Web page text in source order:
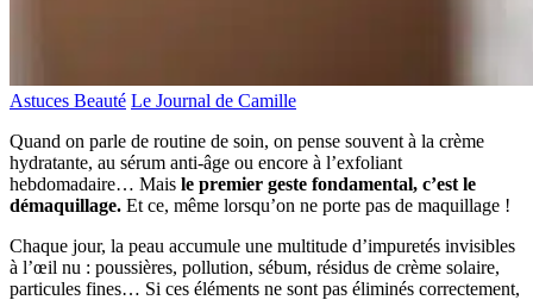
Astuces Beauté Le Journal de Camille
Quand on parle de routine de soin, on pense souvent à la crème
hydratante, au sérum anti-âge ou encore à l’exfoliant
hebdomadaire… Mais le premier geste fondamental, c’est le
démaquillage. Et ce, même lorsqu’on ne porte pas de maquillage !
Chaque jour, la peau accumule une multitude d’impuretés invisibles
à l’œil nu : poussières, pollution, sébum, résidus de crème solaire,
particules fines… Si ces éléments ne sont pas éliminés correctement,